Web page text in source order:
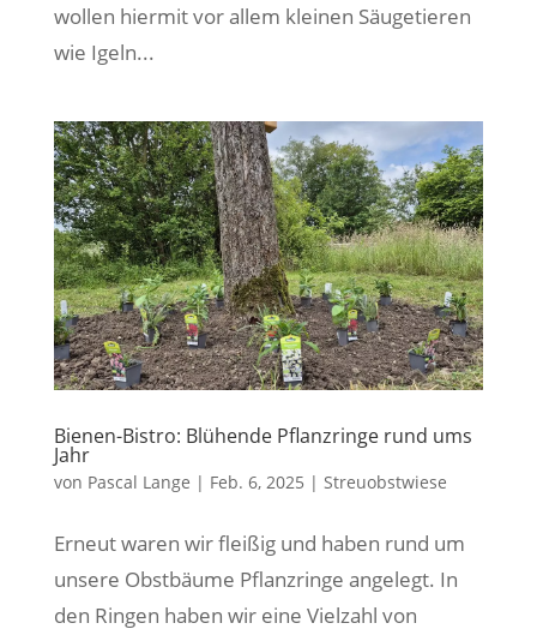
wollen hiermit vor allem kleinen Säugetieren
wie Igeln...
Bienen-Bistro: Blühende Pflanzringe rund ums
Jahr
von Pascal Lange | Feb. 6, 2025 | Streuobstwiese
Erneut waren wir fleißig und haben rund um
unsere Obstbäume Pflanzringe angelegt. In
den Ringen haben wir eine Vielzahl von